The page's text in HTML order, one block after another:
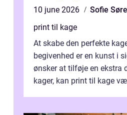
10 june 2026
Sofie
print til kage
At skabe den perfekte
begivenhed er en kunst i
ønsker at tilføje en ekstra
kager, kan print til kage